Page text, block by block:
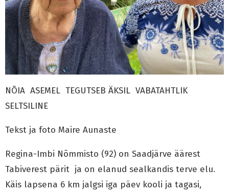
NÕIA ASEMEL TEGUTSEB ÄKSIL VABATAHTLIK
SELTSILINE
Tekst ja foto Maire Aunaste
Regina-Imbi Nõmmisto (92) on Saadjärve äärest
Tabiverest pärit ja on elanud sealkandis terve elu.
Käis lapsena 6 km jalgsi iga päev kooli ja tagasi,